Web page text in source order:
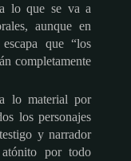
lo que se va a
aunque en
que “los
completamente
lo material por
los personajes
y narrador
por todo